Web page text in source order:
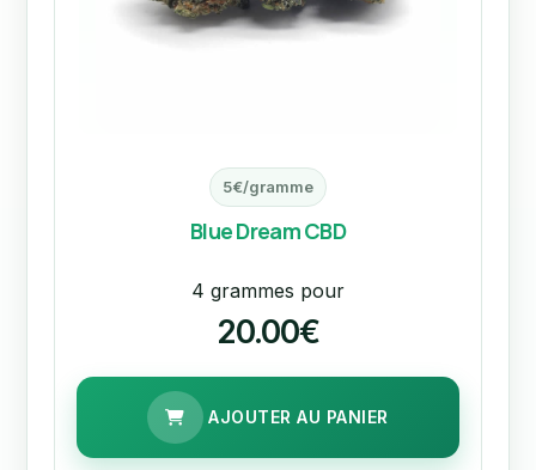
5€/gramme
Blue Dream CBD
4 grammes pour
20.00€
AJOUTER AU PANIER